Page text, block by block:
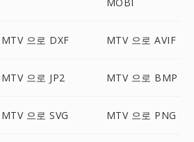
MTV 으로 DXF MTV 으로 AVIF
MTV 으로 JP2 MTV 으로 BMP
MTV 으로 SVG MTV 으로 PNG